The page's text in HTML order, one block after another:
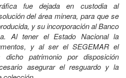
fue dejada en custodia al
del área minera, para que se
y su incorporación al Banco
Al tener el Estado Nacional la
y al ser el SEGEMAR el
dicho patrimonio por disposición
asegurar el resguardo y la